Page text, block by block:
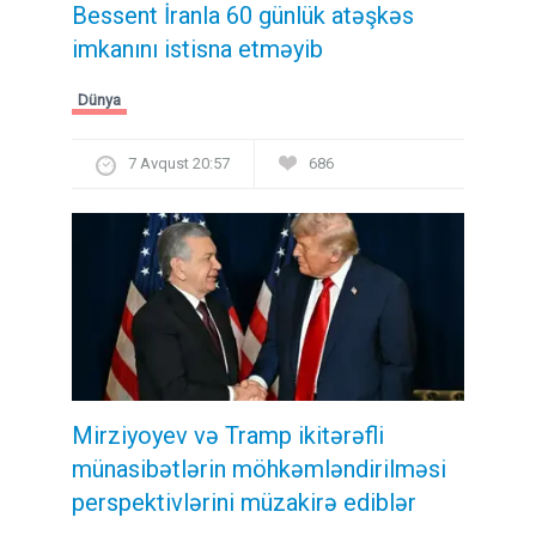
Bessent İranla 60 günlük atəşkəs
imkanını istisna etməyib
Dünya
7 Avqust 20:57 686
Mirziyoyev və Tramp ikitərəfli
münasibətlərin möhkəmləndirilməsi
perspektivlərini müzakirə ediblər